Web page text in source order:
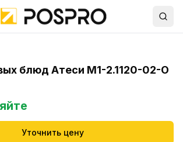
блюд Атеси М1-2.1120-02-О
Уточнить цену